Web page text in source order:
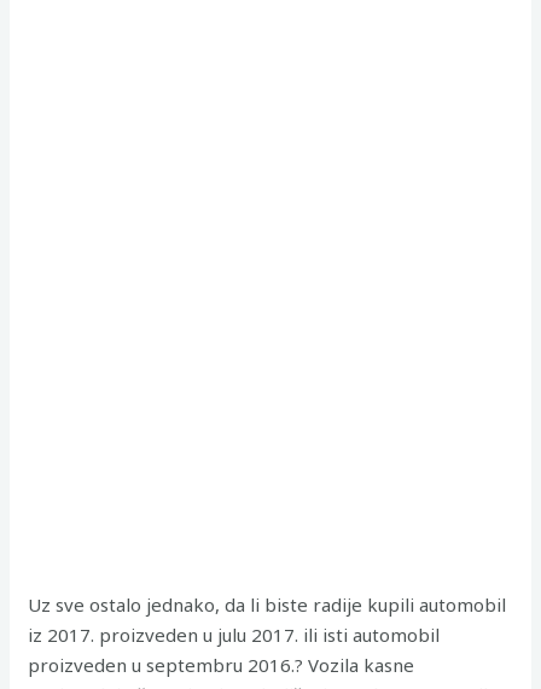
Uz sve ostalo jednako, da li biste radije kupili automobil
iz 2017. proizveden u julu 2017. ili isti automobil
proizveden u septembru 2016.? Vozila kasne